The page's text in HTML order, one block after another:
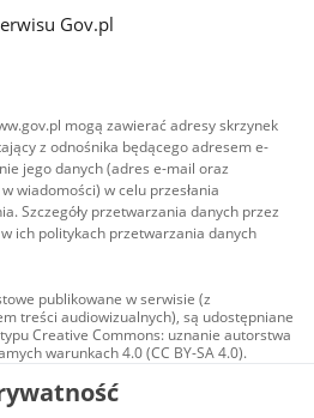
Gov.pl
mogą zawierać adresy skrzynek
z odnośnika będącego adresem e-
jego danych (adres e-mail oraz
wiadomości) w celu przesłania
Szczegóły przetwarzania danych przez
ich politykach przetwarzania danych
publikowane w serwisie (z
treści audiowizualnych), są udostępniane
Creative Commons: uznanie autorstwa
warunkach 4.0 (CC BY-SA 4.0).
w tym zdjęcia, materiały
są udostępniane na licencji typu
uznanie autorstwa użycie